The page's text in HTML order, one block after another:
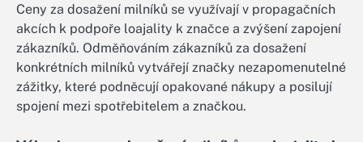
Ceny za dosažení milníků se využívají v propagačních
akcích k podpoře loajality k značce a zvýšení zapojení
zákazníků. Odměňováním zákazníků za dosažení
konkrétních milníků vytvářejí značky nezapomenutelné
zážitky, které podněcují opakované nákupy a posilují
spojení mezi spotřebitelem a značkou.